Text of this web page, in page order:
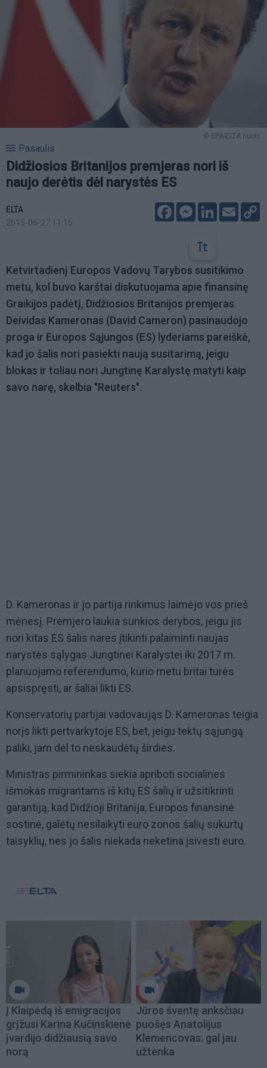
© EPA-ELTA nuotr.
Pasaulis
Didžiosios Britanijos premjeras nori iš
naujo derėtis dėl narystės ES
ELTA
2015-06-27 11:15
FacebookMessenger
LinkedIn
Email
Ketvirtadienį Europos Vadovų Tarybos susitikimo
metu, kol buvo karštai diskutuojama apie finansinę
Graikijos padėtį, Didžiosios Britanijos premjeras
Deividas Kameronas (David Cameron) pasinaudojo
proga ir Europos Sąjungos (ES) lyderiams pareiškė,
kad jo šalis nori pasiekti naują susitarimą, jeigu
blokas ir toliau nori Jungtinę Karalystę matyti kaip
savo narę, skelbia "Reuters".
D. Kameronas ir jo partija rinkimus laimėjo vos prieš
mėnesį. Premjero laukia sunkios derybos, jeigu jis
nori kitas ES šalis nares įtikinti palaiminti naujas
narystės sąlygas Jungtinei Karalystei iki 2017 m.
planuojamo referendumo, kurio metu britai turės
apsispręsti, ar šaliai likti ES.
Konservatorių partijai vadovaująs D. Kameronas teigia
norįs likti pertvarkytoje ES, bet, jeigu tektų sąjungą
paliki, jam dėl to neskaudėtų širdies.
Ministras pirmininkas siekia apriboti socialines
išmokas migrantams iš kitų ES šalių ir užsitikrinti
garantiją, kad Didžioji Britanija, Europos finansinė
sostinė, galėtų nesilaikyti euro zonos šalių sukurtų
taisyklių, nes jo šalis niekada neketina įsivesti euro.
Į Klaipėdą iš emigracijos
grįžusi Karina Kučinskienė
įvardijo didžiausią savo
norą
Jūros šventę anksčiau
puošęs Anatolijus
Klemencovas: gal jau
užtenka